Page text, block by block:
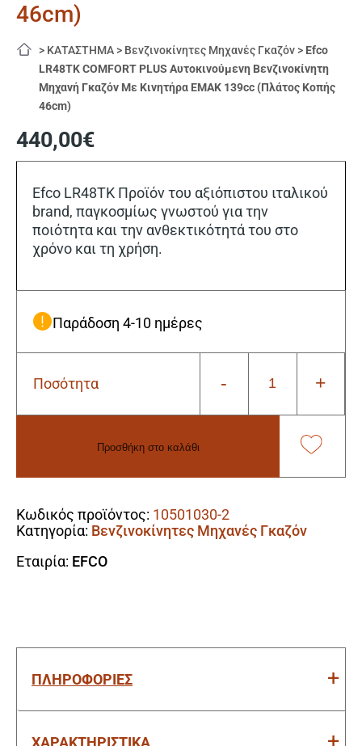
46cm)
> ΚΑΤΑΣΤΗΜΑ > Βενζινοκίνητες Μηχανές Γκαζόν > Efco
LR48TK COMFORT PLUS Αυτοκινούμενη Βενζινοκίνητη
Μηχανή Γκαζόν Με Κινητήρα EMAK 139cc (Πλάτος Κοπής
46cm)
440,00€
Efco LR48TK Προϊόν του αξιόπιστου ιταλικού
brand, παγκοσμίως γνωστού για την
ποιότητα και την ανθεκτικότητά του στο
χρόνο και τη χρήση.
Παράδοση 4-10 ημέρες
Ποσότητα -
Efco
Αυτοκινούμενη
Γκαζόν
Με
Κινητήρα
EMAK
139cc
+
Προσθήκη στο καλάθι
Κωδικός προϊόντος: 10501030-2
Κατηγορία: Βενζινοκίνητες Μηχανές Γκαζόν
Εταιρία: EFCO
ΠΛΗΡΟΦΟΡΙΕΣ
ΧΑΡΑΚΤΗΡΙΣΤΙΚΑ